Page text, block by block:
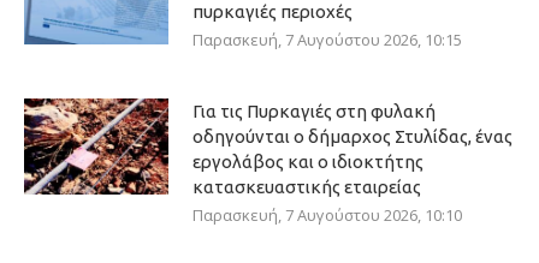
πυρκαγιές περιοχές
Παρασκευή, 7 Αυγούστου 2026, 10:15
Για τις Πυρκαγιές στη φυλακή
οδηγούνται ο δήμαρχος Στυλίδας, ένας
εργολάβος και ο ιδιοκτήτης
κατασκευαστικής εταιρείας
Παρασκευή, 7 Αυγούστου 2026, 10:10